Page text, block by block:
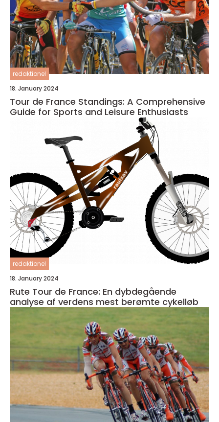
redaktionel
18. January 2024
Tour de France Standings: A Comprehensive
Guide for Sports and Leisure Enthusiasts
redaktionel
18. January 2024
Rute Tour de France: En dybdegående
analyse af verdens mest berømte cykelløb